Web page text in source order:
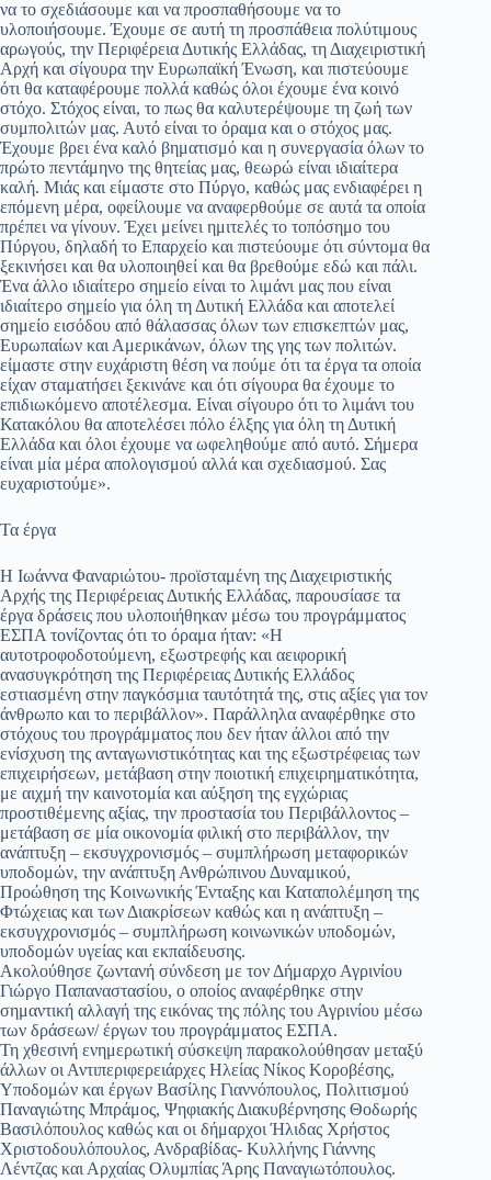
να το σχεδιάσουμε και να προσπαθήσουμε να το
υλοποιήσουμε. Έχουμε σε αυτή τη προσπάθεια πολύτιμους
αρωγούς, την Περιφέρεια Δυτικής Ελλάδας, τη Διαχειριστική
Αρχή και σίγουρα την Ευρωπαϊκή Ένωση, και πιστεύουμε
ότι θα καταφέρουμε πολλά καθώς όλοι έχουμε ένα κοινό
στόχο. Στόχος είναι, το πως θα καλυτερέψουμε τη ζωή των
συμπολιτών μας. Αυτό είναι το όραμα και ο στόχος μας.
Έχουμε βρει ένα καλό βηματισμό και η συνεργασία όλων το
πρώτο πεντάμηνο της θητείας μας, θεωρώ είναι ιδιαίτερα
καλή. Μιάς και είμαστε στο Πύργο, καθώς μας ενδιαφέρει η
επόμενη μέρα, οφείλουμε να αναφερθούμε σε αυτά τα οποία
πρέπει να γίνουν. Έχει μείνει ημιτελές το τοπόσημο του
Πύργου, δηλαδή το Επαρχείο και πιστεύουμε ότι σύντομα θα
ξεκινήσει και θα υλοποιηθεί και θα βρεθούμε εδώ και πάλι.
Ένα άλλο ιδιαίτερο σημείο είναι το λιμάνι μας που είναι
ιδιαίτερο σημείο για όλη τη Δυτική Ελλάδα και αποτελεί
σημείο εισόδου από θάλασσας όλων των επισκεπτών μας,
Ευρωπαίων και Αμερικάνων, όλων της γης των πολιτών.
είμαστε στην ευχάριστη θέση να πούμε ότι τα έργα τα οποία
είχαν σταματήσει ξεκινάνε και ότι σίγουρα θα έχουμε το
επιδιωκόμενο αποτέλεσμα. Είναι σίγουρο ότι το λιμάνι του
Κατακόλου θα αποτελέσει πόλο έλξης για όλη τη Δυτική
Ελλάδα και όλοι έχουμε να ωφεληθούμε από αυτό. Σήμερα
είναι μία μέρα απολογισμού αλλά και σχεδιασμού. Σας
ευχαριστούμε».
Τα έργα
Η Ιωάννα Φαναριώτου- προϊσταμένη της Διαχειριστικής
Αρχής της Περιφέρειας Δυτικής Ελλάδας, παρουσίασε τα
έργα δράσεις που υλοποιήθηκαν μέσω του προγράμματος
ΕΣΠΑ τονίζοντας ότι το όραμα ήταν: «Η
αυτοτροφοδοτούμενη, εξωστρεφής και αειφορική
ανασυγκρότηση της Περιφέρειας Δυτικής Ελλάδος
εστιασμένη στην παγκόσμια ταυτότητά της, στις αξίες για τον
άνθρωπο και το περιβάλλον». Παράλληλα αναφέρθηκε στο
στόχους του προγράμματος που δεν ήταν άλλοι από την
ενίσχυση της ανταγωνιστικότητας και της εξωστρέφειας των
επιχειρήσεων, μετάβαση στην ποιοτική επιχειρηματικότητα,
με αιχμή την καινοτομία και αύξηση της εγχώριας
προστιθέμενης αξίας, την προστασία του Περιβάλλοντος –
μετάβαση σε μία οικονομία φιλική στο περιβάλλον, την
ανάπτυξη – εκσυγχρονισμός – συμπλήρωση μεταφορικών
υποδομών, την ανάπτυξη Ανθρώπινου Δυναμικού,
Προώθηση της Κοινωνικής Ένταξης και Καταπολέμηση της
Φτώχειας και των Διακρίσεων καθώς και η ανάπτυξη –
εκσυγχρονισμός – συμπλήρωση κοινωνικών υποδομών,
υποδομών υγείας και εκπαίδευσης.
Ακολούθησε ζωντανή σύνδεση με τον Δήμαρχο Αγρινίου
Γιώργο Παπαναστασίου, ο οποίος αναφέρθηκε στην
σημαντική αλλαγή της εικόνας της πόλης του Αγρινίου μέσω
των δράσεων/ έργων του προγράμματος ΕΣΠΑ.
Τη χθεσινή ενημερωτική σύσκεψη παρακολούθησαν μεταξύ
άλλων οι Αντιπεριφερειάρχες Ηλείας Νίκος Κοροβέσης,
Υποδομών και έργων Βασίλης Γιαννόπουλος, Πολιτισμού
Παναγιώτης Μπράμος, Ψηφιακής Διακυβέρνησης Θοδωρής
Βασιλόπουλος καθώς και οι δήμαρχοι Ήλιδας Χρήστος
Χριστοδουλόπουλος, Ανδραβίδας- Κυλλήνης Γιάννης
Λέντζας και Αρχαίας Ολυμπίας Άρης Παναγιωτόπουλος.